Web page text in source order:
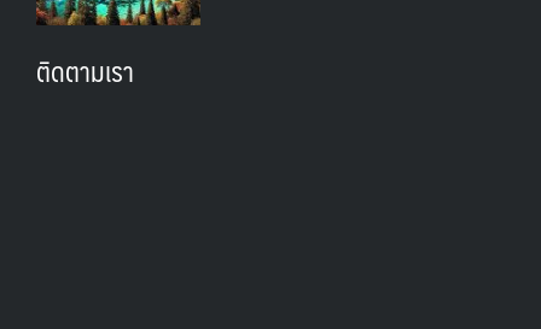
ติดตามเรา